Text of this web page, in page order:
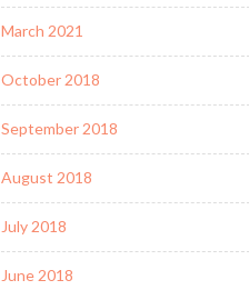
March 2021
October 2018
September 2018
August 2018
July 2018
June 2018